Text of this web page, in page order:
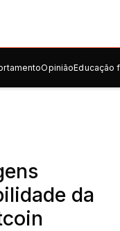
OpiniãoEducação
da